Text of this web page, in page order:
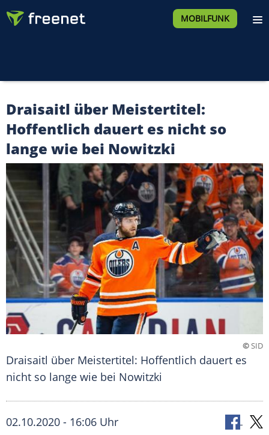
MOBILFUNK
Draisaitl über Meistertitel:
Hoffentlich dauert es nicht so
lange wie bei Nowitzki
©SID
Draisaitl über Meistertitel: Hoffentlich dauert es
nicht so lange wie bei Nowitzki
02.10.2020 - 16:06 Uhr